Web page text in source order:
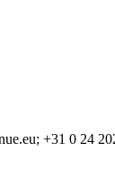
+31 0 24